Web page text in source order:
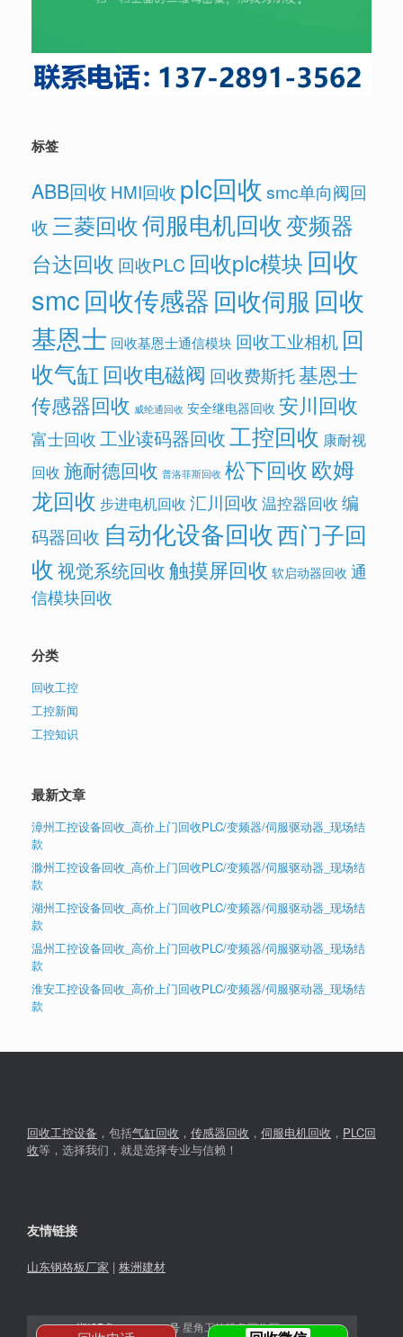
标签
ABB回收 HMI回收 plc回收 smc单向阀回
收三菱回收伺服电机回收变频器
台达回收 回收PLC 回收plc模块 回收
smc回收传感器回收伺服 回收
基恩士 回收基恩士通信模块 回收工业相机 回
收气缸 回收电磁阀 回收费斯托基恩士
传感器回收 威纶通回收 安全继电器回收 安川回收
富士回收工业读码器回收工控回收 康耐视
回收 施耐德回收 普洛菲斯回收 松下回收欧姆
龙回收 步进电机回收 汇川回收 温控器回收 编
码器回收 自动化设备回收西门子回
收视觉系统回收触摸屏回收 软启动器回收 通
信模块回收
分类
回收工控
工控新闻
工控知识
最新文章
漳州工控设备回收_高价上门回收PLC/变频器/伺服驱动器_现场结
款
滁州工控设备回收_高价上门回收PLC/变频器/伺服驱动器_现场结
款
湖州工控设备回收_高价上门回收PLC/变频器/伺服驱动器_现场结
款
温州工控设备回收_高价上门回收PLC/变频器/伺服驱动器_现场结
款
淮安工控设备回收_高价上门回收PLC/变频器/伺服驱动器_现场结
款
回收工控设备 ，包括气缸回收 ， 传感器回收 ， 伺服电机回收 ， PLC回
收等，选择我们，就是选择专业与信赖！
友情链接
山东钢格板厂家 | 株洲建材
湘ICP备2023030366号星角工控设备回收网© 2026